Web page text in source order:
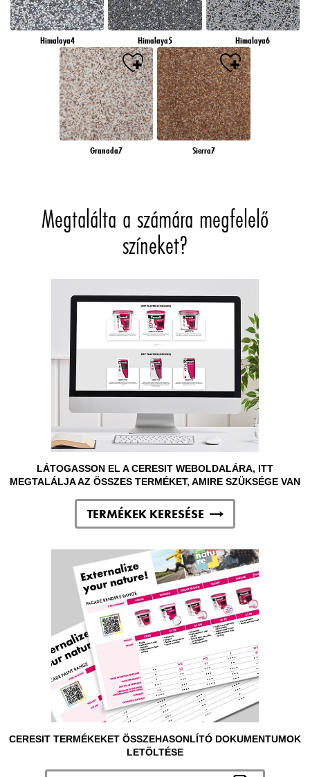
Himalaya4 Himalaya5 Himalaya6
Granada7 Sierra7
Megtalálta a számára megfelelő
színeket?
LÁTOGASSON EL A CERESIT WEBOLDALÁRA, ITT
MEGTALÁLJA AZ ÖSSZES TERMÉKET, AMIRE SZÜKSÉGE VAN
TERMÉKEK KERESÉSE
CERESIT TERMÉKEKET ÖSSZEHASONLÍTÓ DOKUMENTUMOK
LETÖLTÉSE